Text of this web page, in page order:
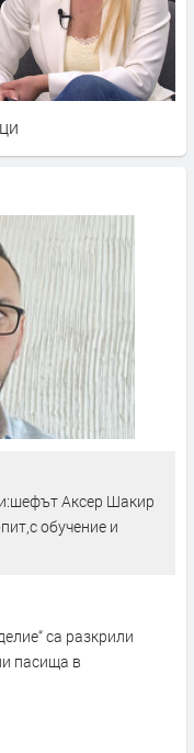
Аксер Шакир
обучение и
са разкрили
пасища в